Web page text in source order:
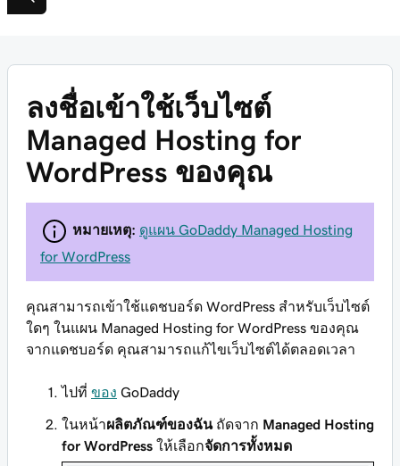
ลงชื่อเข้าใช้เว็บไซต์
Managed Hosting for
WordPress ของคุณ
หมายเหตุ: ดูแผน GoDaddy Managed Hosting
for WordPress
คุณสามารถเข้าใช้แดชบอร์ด WordPress สำหรับเว็บไซต์
ใดๆ ในแผน Managed Hosting for WordPress ของคุณ
จากแดชบอร์ด คุณสามารถแก้ไขเว็บไซต์ได้ตลอดเวลา
ไปที่ ของ GoDaddy
ในหน้าผลิตภัณฑ์ของฉันถัดจาก Managed Hosting
for WordPress ให้เลือกจัดการทั้งหมด